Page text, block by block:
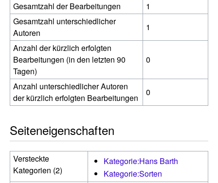
Gesamtzahl der Bearbeitungen
1
Gesamtzahl unterschiedlicher
Autoren
1
Anzahl der kürzlich erfolgten
Bearbeitungen (in den letzten 90
Tagen)
0
Anzahl unterschiedlicher Autoren
der kürzlich erfolgten Bearbeitungen
0
Seiteneigenschaften
Versteckte
Kategorien (2)
Kategorie:Hans Barth
Kategorie:Sorten